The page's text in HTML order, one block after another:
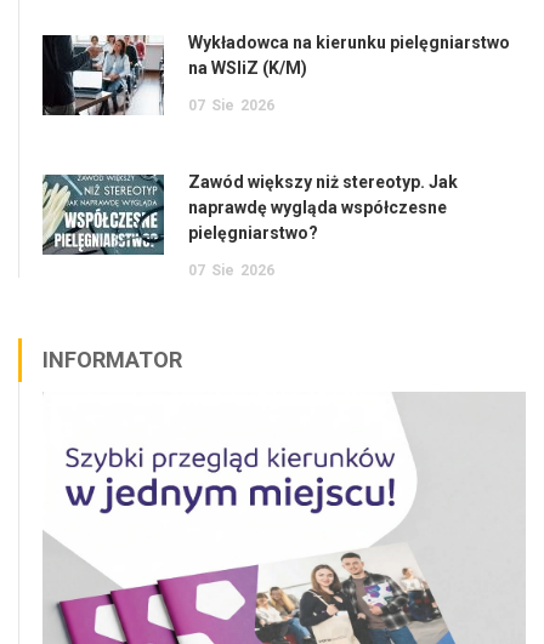
Wykładowca na kierunku pielęgniarstwo
na WSIiZ (K/M)
07 Sie 2026
Zawód większy niż stereotyp. Jak
naprawdę wygląda współczesne
pielęgniarstwo?
07 Sie 2026
INFORMATOR